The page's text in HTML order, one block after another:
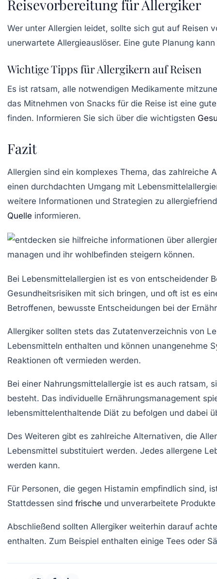
Reisevorbereitung für Allergiker
Wer unter Allergien leidet, sollte sich gut auf Reisen
unerwartete Allergieauslöser. Eine gute Planung
Wichtige Tipps für Allergikern auf Reisen
Es ist ratsam, alle notwendigen Medikamente
das Mitnehmen von Snacks für die Reise ist eine
finden. Informieren Sie sich über die wichtigsten
Fazit
Allergien sind ein komplexes Thema, das zahlreiche
einen durchdachten Umgang mit
weitere Informationen und Strategien zu
Quelle informieren.
Bei Lebensmittelallergien ist es von entscheidender
Gesundheitsrisiken mit sich bringen, und oft ist es
Betroffenen, bewusste Entscheidungen bei der
Allergiker sollten stets das Zutatenverzeichnis von
Lebensmitteln enthalten und können unangenehme
Reaktionen oft vermieden werden.
Bei einer Nahrungsmittelallergie ist es auch ratsam,
besteht. Das individuelle Ernährungsmanagement
lebensmittelenthaltende Diät zu befolgen und dabei
Des Weiteren gibt es zahlreiche Alternativen, die
Lebensmittel substituiert werden. Jedes allergene
werden kann.
Für Personen, die gegen Histamin empfindlich sind,
Stattdessen sind frische und unverarbeitete
Abschließend sollten Allergiker weiterhin darauf
enthalten. Zum Beispiel enthalten einige Tees oder